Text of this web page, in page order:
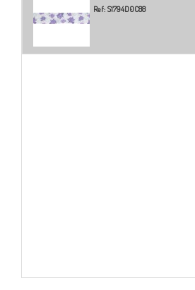
Ref: S1794D0C88